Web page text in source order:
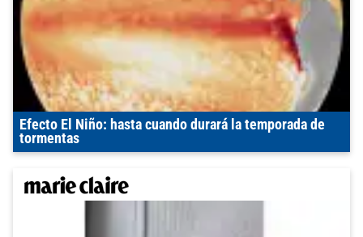
Efecto El Niño: hasta cuando durará la temporada de
tormentas